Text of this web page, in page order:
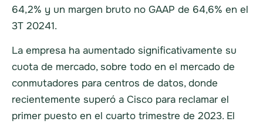
64,2% y un margen bruto no GAAP de 64,6% en el
3T 20241.
La empresa ha aumentado significativamente su
cuota de mercado, sobre todo en el mercado de
conmutadores para centros de datos, donde
recientemente superó a Cisco para reclamar el
primer puesto en el cuarto trimestre de 2023. El